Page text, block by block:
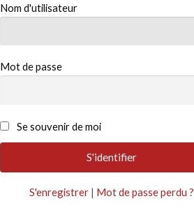
Nom d'utilisateur
Mot de passe
Se souvenir de moi
S'enregistrer | Mot de passe perdu ?